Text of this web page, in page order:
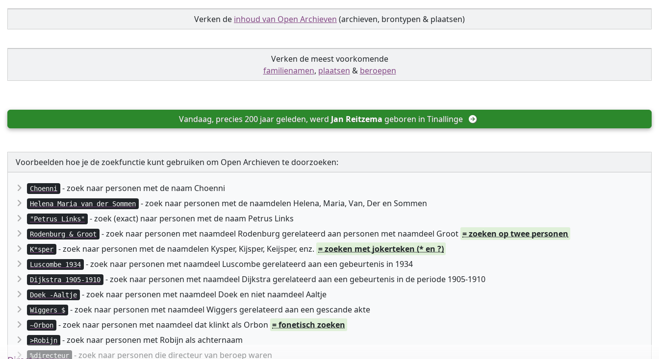
Verken de inhoud van Open Archieven (archieven, brontypen & plaatsen)
Verken de meest voorkomende
familienamen, plaatsen & beroepen
Vandaag, precies 200 jaar geleden, werd Jan Reitzema geboren in Tinallinge
Voorbeelden hoe je de zoekfunctie kunt gebruiken om Open Archieven te doorzoeken:
Choenni - zoek naar personen met de naam Choenni
Helena Maria van der Sommen - zoek naar personen met de naamdelen Helena, Maria, Van, Der en Sommen
"Petrus Links" - zoek (exact) naar personen met de naam Petrus Links
Rodenburg & Groot - zoek naar personen met naamdeel Rodenburg gerelateerd aan personen met naamdeel Groot = zoeken op twee personen
K*sper - zoek naar personen met de naamdelen Kysper, Kijsper, Keijsper, enz. = zoeken met jokerteken (* en ?)
Luscombe 1934 - zoek naar personen met naamdeel Luscombe gerelateerd aan een gebeurtenis in 1934
Dijkstra 1905-1910 - zoek naar personen met naamdeel Dijkstra gerelateerd aan een gebeurtenis in de periode 1905-1910
Doek -Aaltje - zoek naar personen met naamdeel Doek en niet naamdeel Aaltje
Wiggers $ - zoek naar personen met naamdeel Wiggers gerelateerd aan een gescande akte
~Orbon - zoek naar personen met naamdeel dat klinkt als Orbon = fonetisch zoeken
>Robijn - zoek naar personen met Robijn als achternaam
%directeur - zoek naar personen die directeur van beroep waren